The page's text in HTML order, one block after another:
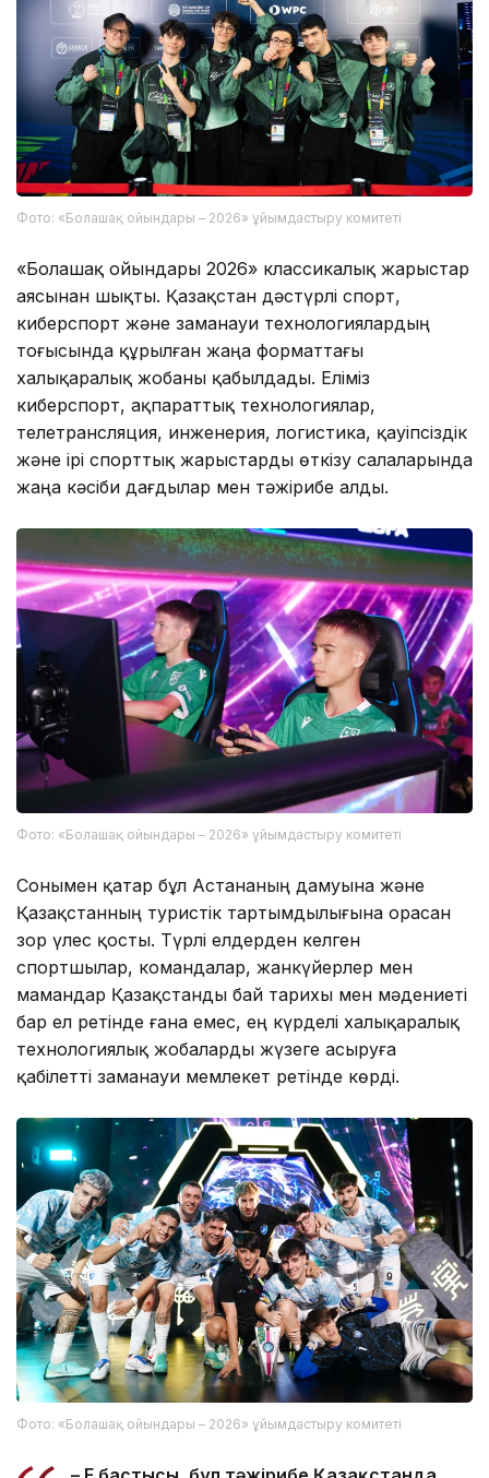
Фото: «Болашақ ойындары – 2026» ұйымдастыру комитеті
«Болашақ ойындары 2026» классикалық жарыстар
аясынан шықты. Қазақстан дәстүрлі спорт,
киберспорт және заманауи технологиялардың
тоғысында құрылған жаңа форматтағы
халықаралық жобаны қабылдады. Еліміз
киберспорт, ақпараттық технологиялар,
телетрансляция, инженерия, логистика, қауіпсіздік
және ірі спорттық жарыстарды өткізу салаларында
жаңа кәсіби дағдылар мен тәжірибе алды.
Фото: «Болашақ ойындары – 2026» ұйымдастыру комитеті
Сонымен қатар бұл Астананың дамуына және
Қазақстанның туристік тартымдылығына орасан
зор үлес қосты. Түрлі елдерден келген
спортшылар, командалар, жанкүйерлер мен
мамандар Қазақстанды бай тарихы мен мәдениеті
бар ел ретінде ғана емес, ең күрделі халықаралық
технологиялық жобаларды жүзеге асыруға
қабілетті заманауи мемлекет ретінде көрді.
Фото: «Болашақ ойындары – 2026» ұйымдастыру комитеті